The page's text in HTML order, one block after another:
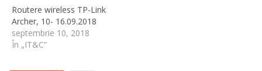
Routere wireless TP-Link
Archer, 10- 16.09.2018
septembrie 10, 2018
În „IT&C”